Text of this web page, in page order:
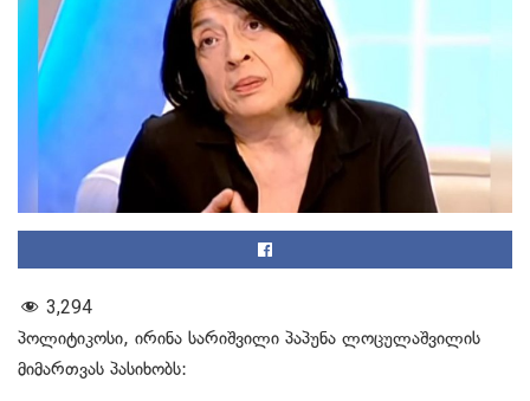
3,294
პოლიტიკოსი, ირინა სარიშვილი პაპუნა ლოცულაშვილის
მიმართვას პასიხობს: